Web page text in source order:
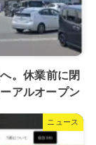
。休業前に閉
アルオープン
ニュース